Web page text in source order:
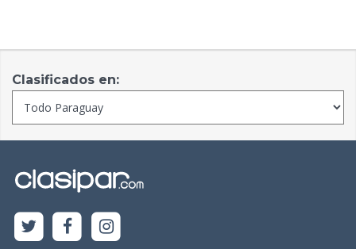
Clasificados en: